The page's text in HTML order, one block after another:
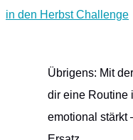
in den Herbst Challenge
Übrigens: Mit
dir eine Routine
emotional stärkt